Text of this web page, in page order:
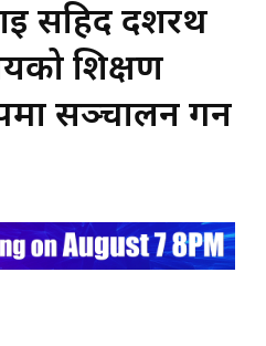
सहिद दशरथ
शिक्षण
सञ्चालन गर्न